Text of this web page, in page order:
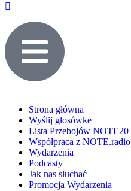
Strona główna
Wyślij głosówke
Lista Przebojów NOTE20
Współpraca z NOTE.radio
Wydarzenia
Podcasty
Jak nas słuchać
Promocja Wydarzenia